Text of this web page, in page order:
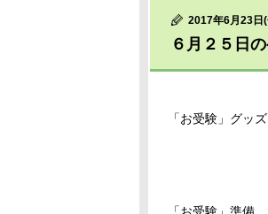
2017年6月23日
６月２５日
「お受験」グッ